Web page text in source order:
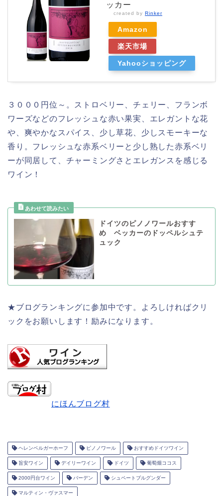
ッカー
created by Rinker
Amazon
楽天市場
Yahooショッピング
３０００円位～。ストロベリー、チェリー、フランボ
ワーズなどのフレッシュな赤い果実、エレガントな花
や、爽やかなスパイス、少し草花、少しスモーキーな
香り。フレッシュな赤系ベリーと少し熟した赤系ベリ
ーが同居して、チャーミングさとエレガンスを感じる
ワイン！
ドイツのピノノワールおすす
め ベッカーのドッペルシュテ
ュック
★ブログランキングに参加中です。よろしければクリ
ックをお願いします！励みになります。
にほんブログ村
ヘレンベルガーホーフ ピノノワール おすすめドイツワイン
旨安ワイン デイリーワイン ドイツ 葡萄畑ココス
2000円台ワイン バーデン シュペートブルグンダー
マルティン・ヴァスマー